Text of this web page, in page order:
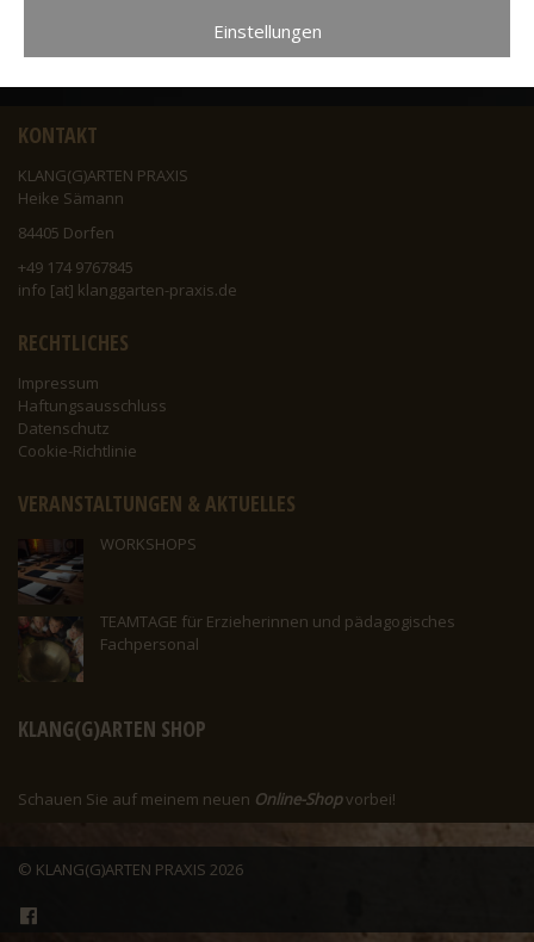
Einstellungen
KONTAKT
KLANG(G)ARTEN PRAXIS
Heike Sämann
84405 Dorfen
+49 174 9767845
info [at] klanggarten-praxis.de
RECHTLICHES
Impressum
Haftungsausschluss
Datenschutz
Cookie-Richtlinie
VERANSTALTUNGEN & AKTUELLES
WORKSHOPS
TEAMTAGE für Erzieherinnen und pädagogisches
Fachpersonal
KLANG(G)ARTEN SHOP
Schauen Sie auf meinem neuen Online-Shopvorbei!
© KLANG(G)ARTEN PRAXIS 2026